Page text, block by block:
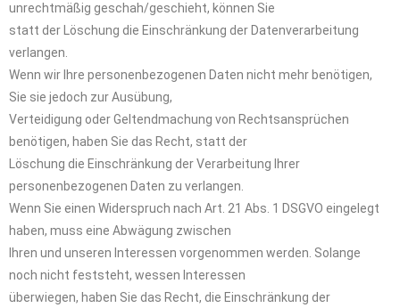
unrechtmäßig geschah/geschieht, können Sie
statt der Löschung die Einschränkung der Datenverarbeitung
verlangen.
Wenn wir Ihre personenbezogenen Daten nicht mehr benötigen,
Sie sie jedoch zur Ausübung,
Verteidigung oder Geltendmachung von Rechtsansprüchen
benötigen, haben Sie das Recht, statt der
Löschung die Einschränkung der Verarbeitung Ihrer
personenbezogenen Daten zu verlangen.
Wenn Sie einen Widerspruch nach Art. 21 Abs. 1 DSGVO eingelegt
haben, muss eine Abwägung zwischen
Ihren und unseren Interessen vorgenommen werden. Solange
noch nicht feststeht, wessen Interessen
überwiegen, haben Sie das Recht, die Einschränkung der